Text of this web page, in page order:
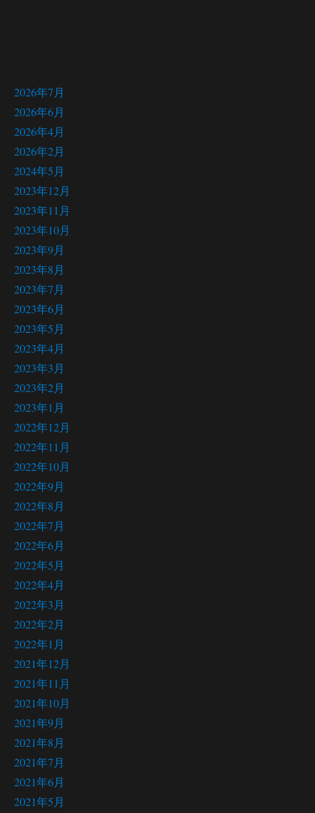
2026年7月
2026年6月
2026年4月
2026年2月
2024年5月
2023年12月
2023年11月
2023年10月
2023年9月
2023年8月
2023年7月
2023年6月
2023年5月
2023年4月
2023年3月
2023年2月
2023年1月
2022年12月
2022年11月
2022年10月
2022年9月
2022年8月
2022年7月
2022年6月
2022年5月
2022年4月
2022年3月
2022年2月
2022年1月
2021年12月
2021年11月
2021年10月
2021年9月
2021年8月
2021年7月
2021年6月
2021年5月